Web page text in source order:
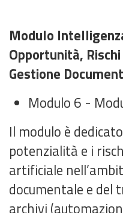
Modulo
Opportunità,
Gestione
Modulo 6 -
Il modulo è
potenzialità e i
artificiale
documentale e